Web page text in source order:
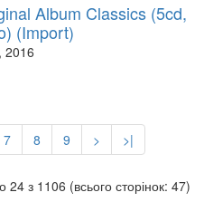
Album Classics (5cd,
(Import)
, 2016
7 8 9 > >|
24 з 1106 (всього сторінок: 47)